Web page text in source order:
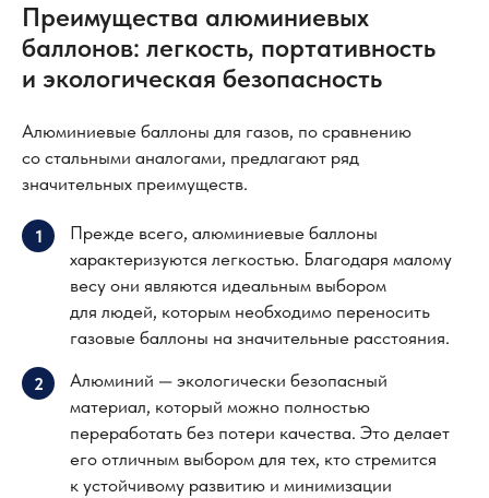
Преимущества алюминиевых
баллонов: легкость, портативность
и экологическая безопасность
Алюминиевые баллоны для газов, по сравнению
со стальными аналогами, предлагают ряд
значительных преимуществ.
1
Прежде всего, алюминиевые баллоны
характеризуются легкостью. Благодаря малому
весу они являются идеальным выбором
для людей, которым необходимо переносить
газовые баллоны на значительные расстояния.
2
Алюминий — экологически безопасный
материал, который можно полностью
переработать без потери качества. Это делает
его отличным выбором для тех, кто стремится
к устойчивому развитию и минимизации